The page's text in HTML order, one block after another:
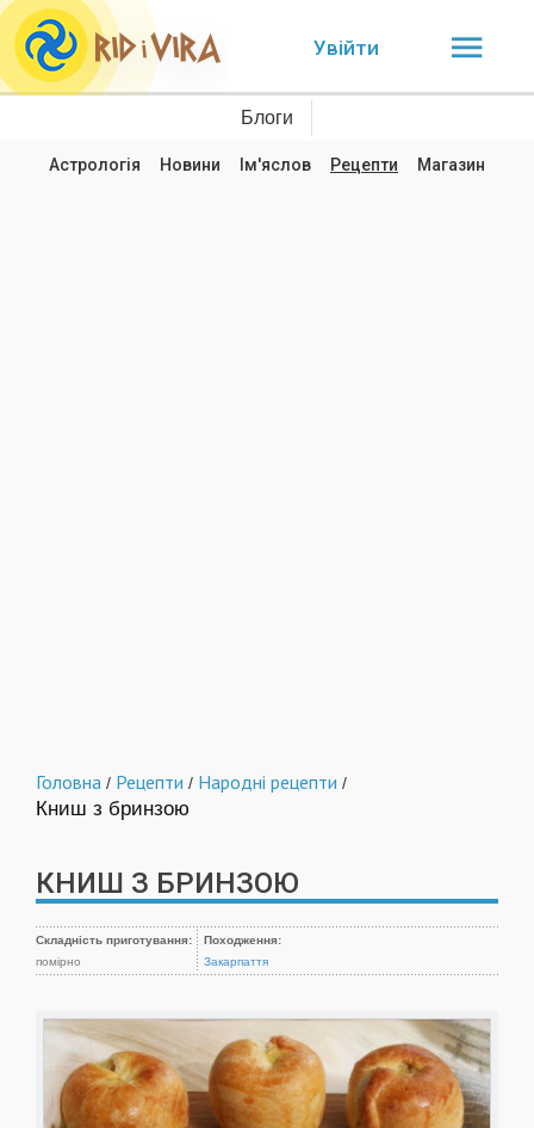
Увійти
Блоги
Астрологія Новини Ім'яслов Рецепти Магазин
Головна / Рецепти / Народні рецепти /
Книш з бринзою
КНИШ З БРИНЗОЮ
Складність приготування:
помірно
Походження:
Закарпаття